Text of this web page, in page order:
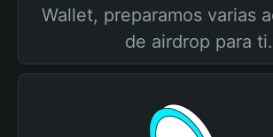
Wallet, preparamos varias
de airdrop para ti.